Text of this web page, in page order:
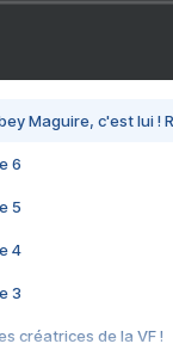
Maguire, c'est lui !
6
5
4
3
créatrices de la VF !